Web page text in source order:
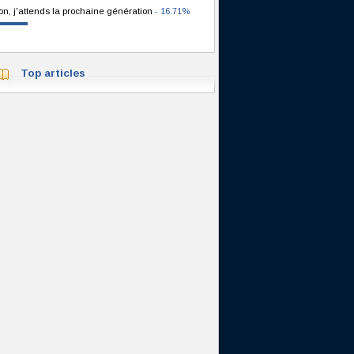
j'attends la prochaine génération - 16.71%
Top articles